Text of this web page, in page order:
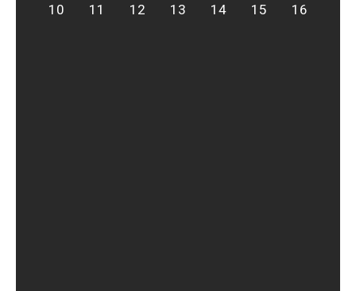
10 11 12 13 14 15 16